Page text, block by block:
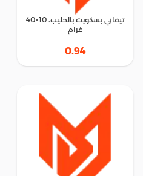
تيفاني بسكويت بالحليب، 10×40
غرام
0.94